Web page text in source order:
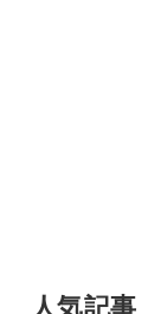
人気記事